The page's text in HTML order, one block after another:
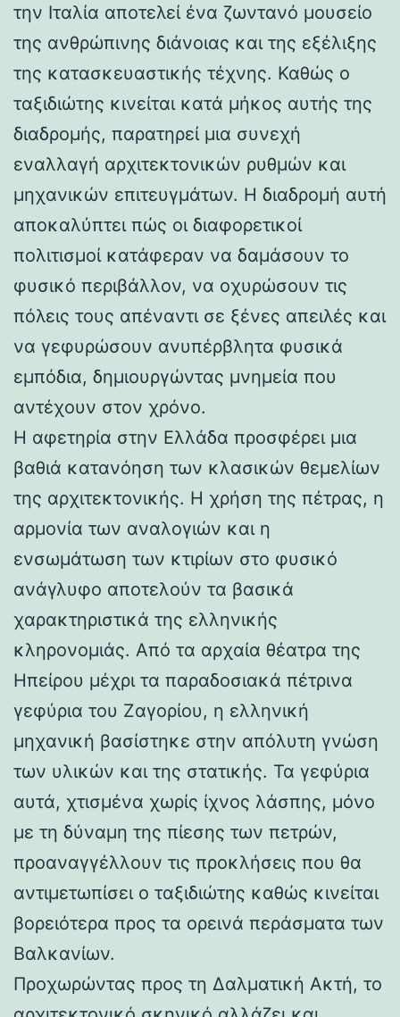
την Ιταλία αποτελεί ένα ζωντανό μουσείο
της ανθρώπινης διάνοιας και της εξέλιξης
της κατασκευαστικής τέχνης. Καθώς ο
ταξιδιώτης κινείται κατά μήκος αυτής της
διαδρομής, παρατηρεί μια συνεχή
εναλλαγή αρχιτεκτονικών ρυθμών και
μηχανικών επιτευγμάτων. Η διαδρομή αυτή
αποκαλύπτει πώς οι διαφορετικοί
πολιτισμοί κατάφεραν να δαμάσουν το
φυσικό περιβάλλον, να οχυρώσουν τις
πόλεις τους απέναντι σε ξένες απειλές και
να γεφυρώσουν ανυπέρβλητα φυσικά
εμπόδια, δημιουργώντας μνημεία που
αντέχουν στον χρόνο.
Η αφετηρία στην Ελλάδα προσφέρει μια
βαθιά κατανόηση των κλασικών θεμελίων
της αρχιτεκτονικής. Η χρήση της πέτρας, η
αρμονία των αναλογιών και η
ενσωμάτωση των κτιρίων στο φυσικό
ανάγλυφο αποτελούν τα βασικά
χαρακτηριστικά της ελληνικής
κληρονομιάς. Από τα αρχαία θέατρα της
Ηπείρου μέχρι τα παραδοσιακά πέτρινα
γεφύρια του Ζαγορίου, η ελληνική
μηχανική βασίστηκε στην απόλυτη γνώση
των υλικών και της στατικής. Τα γεφύρια
αυτά, χτισμένα χωρίς ίχνος λάσπης, μόνο
με τη δύναμη της πίεσης των πετρών,
προαναγγέλλουν τις προκλήσεις που θα
αντιμετωπίσει ο ταξιδιώτης καθώς κινείται
βορειότερα προς τα ορεινά περάσματα των
Βαλκανίων.
Προχωρώντας προς τη Δαλματική Ακτή, το